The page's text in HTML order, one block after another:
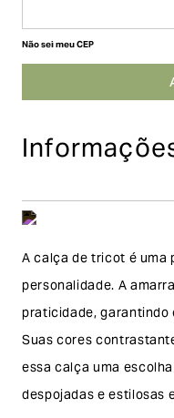
Não sei meu CEP
A calça de tricot é
personalidade. A
praticidade,
Suas cores
essa calça uma
despojadas e estilosas